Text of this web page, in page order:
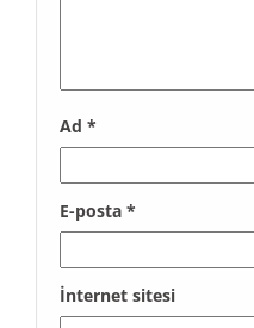
Ad *
E-posta *
İnternet sitesi